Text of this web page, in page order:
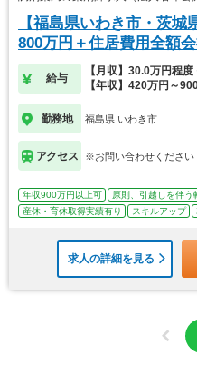
【福島県いわき市・茨
800万円＋住居費用全額
給与
【月収】30.0万円程
【年収】420万円～
勤務地 福島県 いわき市
アクセス ※お問い合わせください
年収900万円以上可 原則、引越しを伴う
産休・育休取得実績有り
スキルアップ
求人の詳細を見る